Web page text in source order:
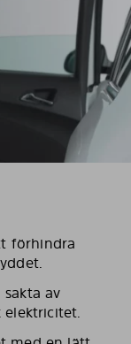
förhindra
av